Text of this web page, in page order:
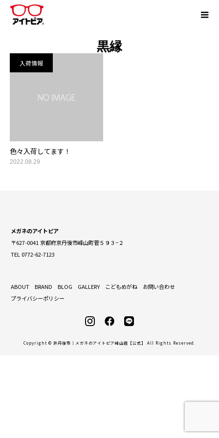
黒縁
入荷情報
色々入荷してます！
2022.08.29
メガネのアイトピア
〒627-0041 京都府京丹後市峰山町菅５９３−２
TEL 0772-62-7123
ABOUT BRAND BLOG GALLERY こどもめがね
お問い合わせ
プライバシーポリシー
Copyright © 京丹後市｜メガネのアイトピア峰山店【公式】 All Rights Reserved.